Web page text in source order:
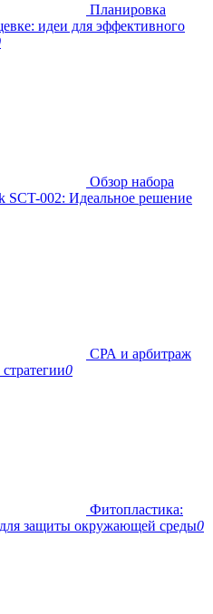
Планировка
идеи для эффективного
Обзор набора
SCT-002: Идеальное решение
СРА и арбитраж
0
Фитопластика:
защиты окружающей среды0